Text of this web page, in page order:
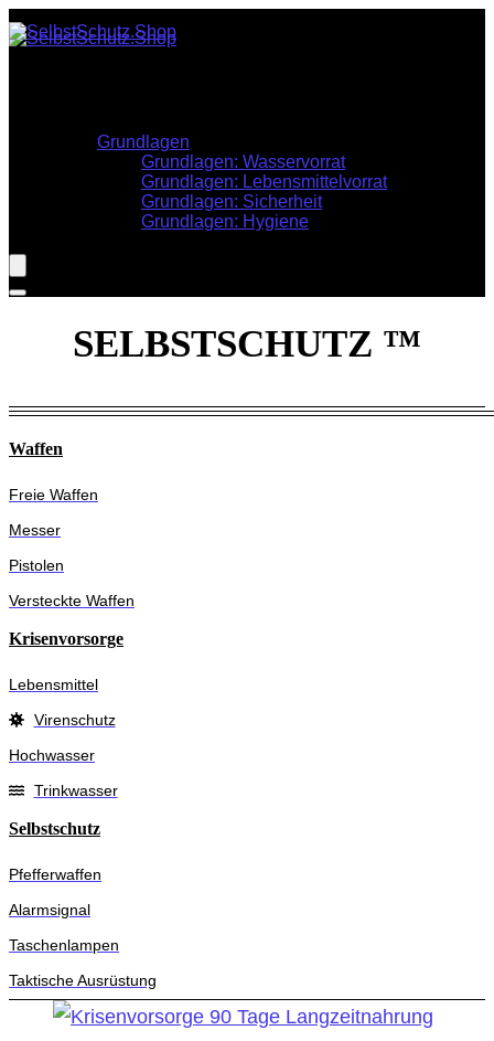
Grundlagen
Grundlagen: Wasservorrat
Grundlagen: Lebensmittelvorrat
Grundlagen: Sicherheit
Grundlagen: Hygiene
SELBSTSCHUTZ ™
Waffen
Freie Waffen
Messer
Pistolen
Versteckte Waffen
Krisenvorsorge
Lebensmittel
Virenschutz
Hochwasser
Trinkwasser
Selbstschutz
Pfefferwaffen
Alarmsignal
Taschenlampen
Taktische Ausrüstung